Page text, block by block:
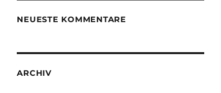
NEUESTE KOMMENTARE
ARCHIV